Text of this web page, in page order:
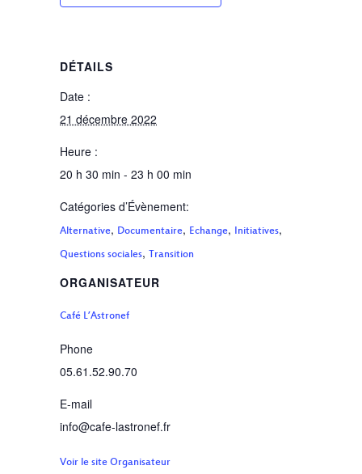
DÉTAILS
Date :
21 décembre 2022
Heure :
20 h 30 min - 23 h 00 min
Catégories d’Évènement:
Alternative, Documentaire, Echange, Initiatives,
Questions sociales, Transition
ORGANISATEUR
Café L’Astronef
Phone
05.61.52.90.70
E-mail
info@cafe-lastronef.fr
Voir le site Organisateur